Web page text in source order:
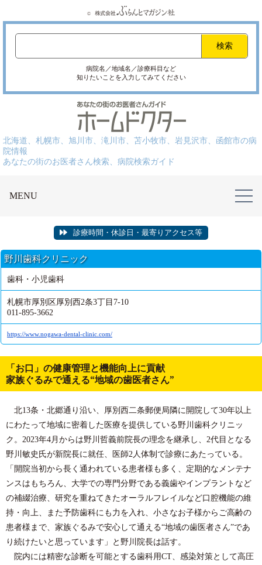
病院名／地域名／診療科目など
知りたいことを入力してみてください
北海道、札幌市、旭川市、滝川市、苫小牧市、岩見沢市、函館市の病
院情報
あなたの街のお医者さん検索、病院検索ガイド
MENU
診療時間・休診日・最寄りアクセス等
野川歯科クリニック
歯科・小児歯科
札幌市厚別区厚別西2条3丁目7-10
011-895-3662
https://www.nogawa-dental-clinic.com/
「お口」の健康管理と機能向上に貢献
家族ぐるみで通える“地域の歯医者さん”
北13条・北郷通り沿い、厚別西二条郵便局隣に開院して30年以上
にわたって地域に密着した医療を提供している野川歯科クリニッ
ク。2023年4月からは野川哲義前院長の理念を継承し、2代目となる
野川敏史氏が新院長に就任、医師2人体制で診療にあたっている。
「開院当初から長く通われている患者様も多く、定期的なメンテナ
ンスはもちろん、大学での専門分野である義歯やインプラントなど
の補綴治療、研究を重ねてきたオーラルフレイルなど口腔機能の維
持・向上、また予防歯科にも力を入れ、小さなお子様からご高齢の
患者様まで、家族ぐるみで安心して通える“地域の歯医者さん”であ
り続けたいと思っています」と野川院長は話す。
院内には精密な診断を可能とする歯科用CT、感染対策として高圧